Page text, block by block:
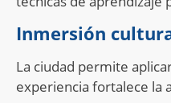
Inmersión
La ciudad permite
experiencia fortalece la